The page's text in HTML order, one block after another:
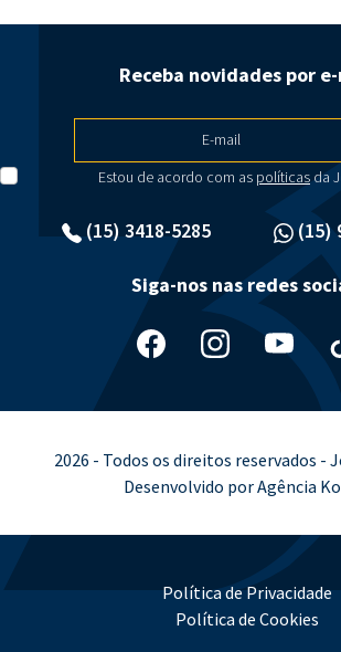
(15) 3418-5285 (15)
Receba novidades por
E-mail
Estou de acordo com as políticasda
Siga-nos nas redes
2026 - Todos os direitos reservados -
Desenvolvido por Agência
Política de Privacidade
Política de Cookies